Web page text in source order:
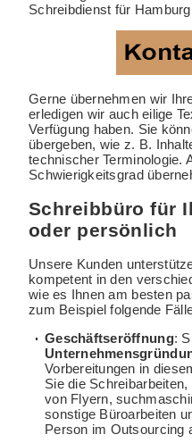
Schreibdienst für
Gerne übernehmen wir
erledigen wir auch eilige
Verfügung haben. Sie
übergeben, wie z. B.
technischer Terminologie.
Schwierigkeitsgrad
Schreibbüro für
oder persönlich
Unsere Kunden
kompetent in den
wie es Ihnen am besten
zum Beispiel folgende
Geschäftseröffnung:
Vorbereitungen in
Sie die
von Flyern,
sonstige Büroarbeiten
Person im Outsourcing